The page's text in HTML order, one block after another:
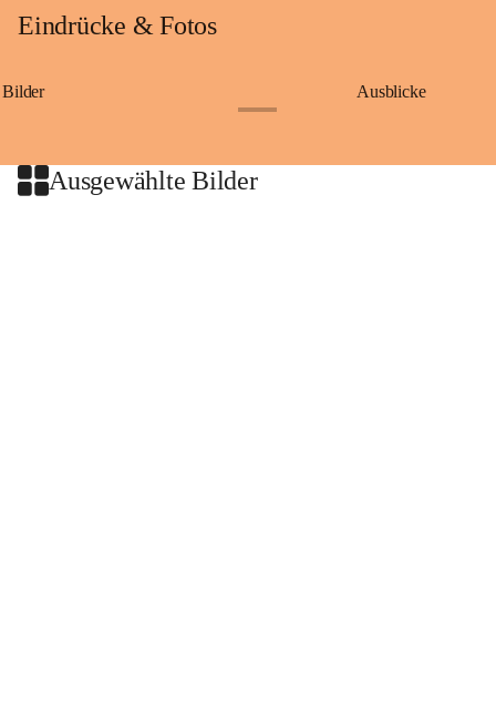
Eindrücke & Fotos
Bilder Ausblicke
Ausgewählte Bilder